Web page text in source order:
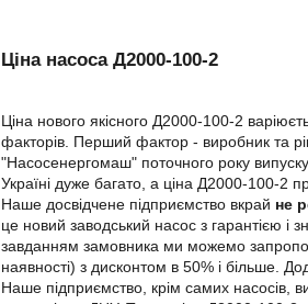
Ціна насоса Д2000-100-2
Ціна нового якісного Д2000-100-2
факторів. Перший фактор - виробник та
"Насосенергомаш" поточного року
Україні дуже багато, а ціна Д2000-100-
Наше досвідчене підприємство вкрай не
це новий заводський насос з гарантією
завданням замовника ми можемо
наявності) з дисконтом в 50% і більше.
Наше підприємство, крім самих насосів,